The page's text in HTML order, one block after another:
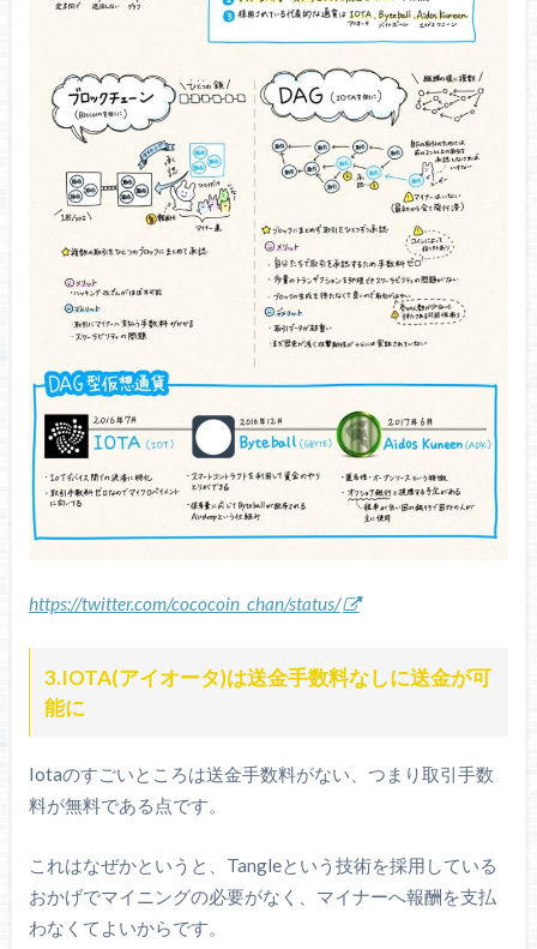
https://twitter.com/cococoin_chan/status/
3.IOTA(アイオータ)は送金手数料なしに送金が可
能に
Iotaのすごいところは送金手数料がない、つまり取引手数
料が無料である点です。
これはなぜかというと、Tangleという技術を採用している
おかげでマイニングの必要がなく、マイナーへ報酬を支払
わなくてよいからです。